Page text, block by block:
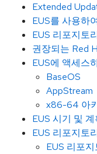
Extended
EUS를 사용하
EUS 리포지토
권장되는 Red
EUS에 액세스
BaseOS
AppStream
x86-64 아
EUS 시기 및
EUS 리포지토
EUS 리포